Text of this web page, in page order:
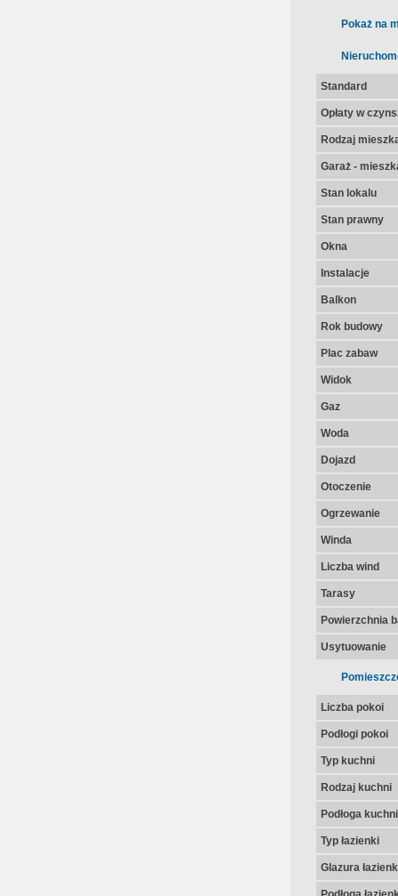
Pokaż na
Standard
Opłaty w
Rodzaj
Garaż -
Stan lokalu
Stan prawny
Okna
Instalacje
Balkon
Rok budowy
Plac zabaw
Widok
Gaz
Woda
Dojazd
Otoczenie
Ogrzewanie
Winda
Liczba wind
Tarasy
Powierzchnia
Usytuowanie
Liczba pokoi
Podłogi pokoi
Typ kuchni
Rodzaj kuchni
Podłoga kuchni
Typ łazienki
Glazura